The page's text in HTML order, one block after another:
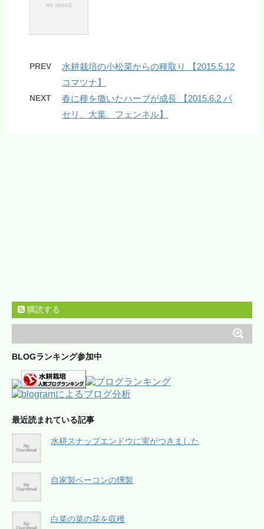
PREV
水耕栽培の小松菜からの種取り 【2015.5.12
コマツナ】
NEXT
春に種を撒いたハーブが成長 【2015.6.2 パ
セリ、大葉、フェンネル】
購読する
BLOGランキング参加中
最近読まれている記事
水耕スナップエンドウに実がつきました
自家製ベーコンの燻製
白菜の菜の花を収穫